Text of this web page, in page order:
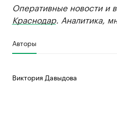
Оперативные новости и
Краснодар. Аналитика,
Авторы
Виктория Давыдова